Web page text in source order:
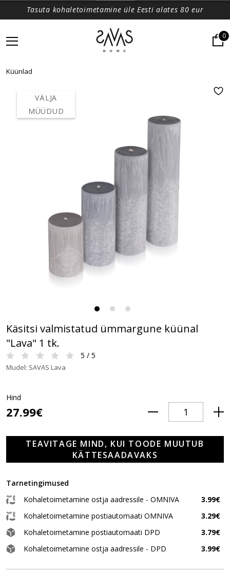
Tasuta kohaletoimetamine üle Eesti alates 80 eur
0
Küünlad
VÄLJA
MÜÜDUD
Käsitsi valmistatud ümmargune küünal
"Lava" 1 tk.
5 / 5
Mudel: SAVAS Lava
Hind
27.99€
TEAVITAGE MIND, KUI TOODE MUUTUB
KÄTTESAADAVAKS
Tarnetingimused
Kohaletoimetamine ostja aadressile - OMNIVA
3.99€
Kohaletoimetamine postiautomaati OMNIVA
3.29€
Kohaletoimetamine postiautomaati DPD
3.79€
Kohaletoimetamine ostja aadressile - DPD
3.99€